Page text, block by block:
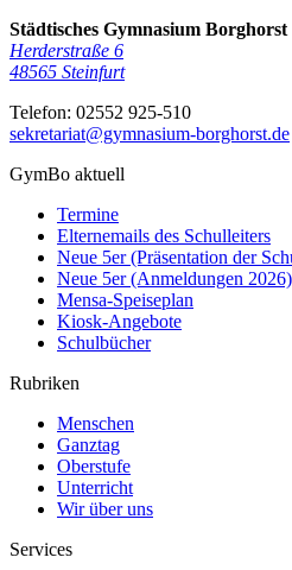
Städtisches Gymnasium Borghorst
Herderstraße 6
48565 Steinfurt
Telefon: 02552 925-510
sekretariat@gymnasium-borghorst.de
GymBo aktuell
Termine
Elternemails des Schulleiters
Neue 5er (Präsentation der
Neue 5er (Anmeldungen 2026)
Mensa-Speiseplan
Kiosk-Angebote
Schulbücher
Rubriken
Menschen
Ganztag
Oberstufe
Unterricht
Wir über uns
Services